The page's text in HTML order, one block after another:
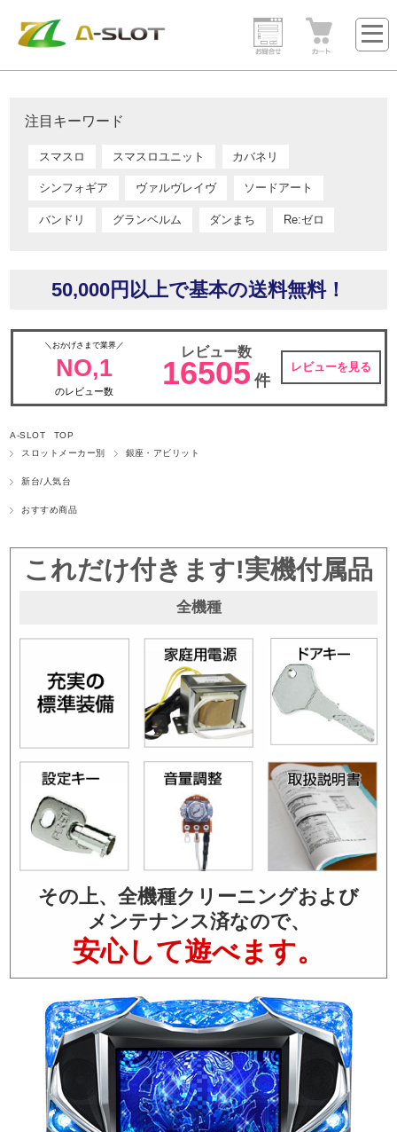
注目キーワード
スマスロ スマスロユニット カバネリ
シンフォギア ヴァルヴレイヴ ソードアート
バンドリ グランベルム ダンまち Re:ゼロ
50,000円以上で基本の送料無料！
＼おかげさまで業界／
NO,1
のレビュー数
レビュー数
16505 件
レビューを見る
A-SLOT TOP
スロットメーカー別
銀座・アビリット
新台/人気台
おすすめ商品
これだけ付きます!実機付属品
全機種
その上、全機種クリーニングおよび
メンテナンス済なので、
安心して遊べます。